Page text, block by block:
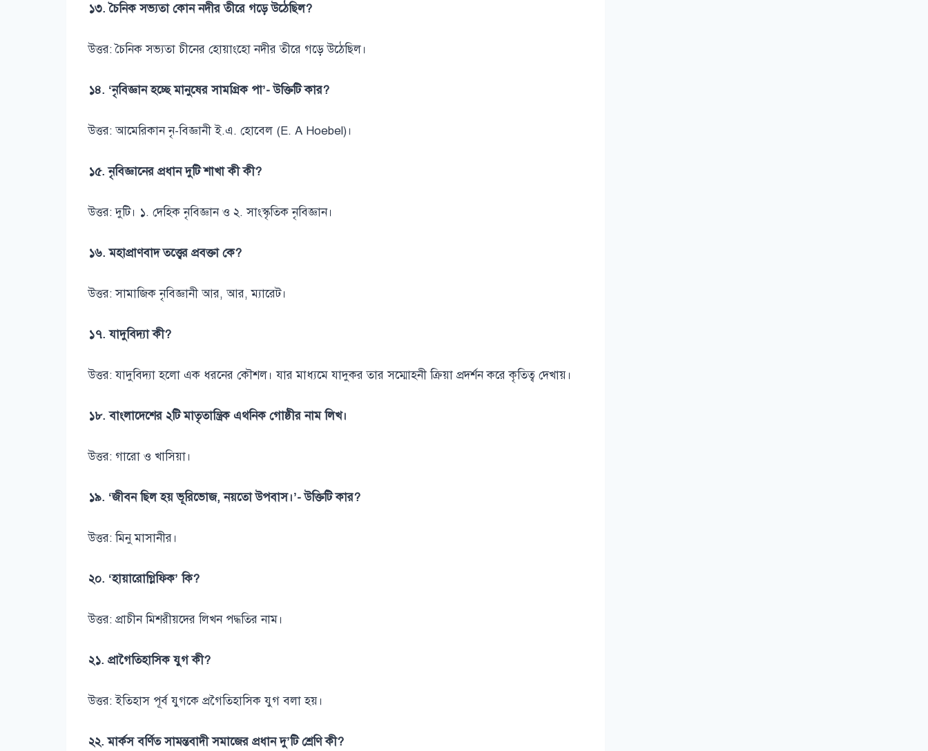
১৩. চৈনিক সভ্যতা কোন নদীর তীরে গড়ে উঠেছিল?
উত্তর: চৈনিক সভ্যতা চীনের হোয়াংহো নদীর তীরে গড়ে উঠেছিল।
১৪. ‘নৃবিজ্ঞান হচ্ছে মানুষের সামগ্রিক পা’- উক্তিটি কার?
উত্তর: আমেরিকান নৃ-বিজ্ঞানী ই.এ. হোবেল (E. A Hoebel)।
১৫. নৃবিজ্ঞানের প্রধান দুটি শাখা কী কী?
উত্তর: দুটি। ১. দেহিক নৃবিজ্ঞান ও ২. সাংস্কৃতিক নৃবিজ্ঞান।
১৬. মহাপ্রাণবাদ তত্ত্বের প্রবক্তা কে?
উত্তর: সামাজিক নৃবিজ্ঞানী আর, আর, ম্যারেট।
১৭. যাদুবিদ্যা কী?
উত্তর: যাদুবিদ্যা হলো এক ধরনের কৌশল। যার মাধ্যমে যাদুকর তার সম্মোহনী ক্রিয়া প্রদর্শন করে কৃতিত্ব দেখায়।
১৮. বাংলাদেশের ২টি মাতৃতান্ত্রিক এথনিক গোষ্ঠীর নাম লিখ।
উত্তর: গারো ও খাসিয়া।
১৯. ‘জীবন ছিল হয় ভূরিভোজ, নয়তো উপবাস।’- উক্তিটি কার?
উত্তর: মিনু মাসানীর।
২০. ‘হায়ারোগ্লিফিক’ কি?
উত্তর: প্রাচীন মিশরীয়দের লিখন পদ্ধতির নাম।
২১. প্রাগৈতিহাসিক যুগ কী?
উত্তর: ইতিহাস পূর্ব যুগকে প্রগৈতিহাসিক যুগ বলা হয়।
২২. মার্কস বর্ণিত সামন্তবাদী সমাজের প্রধান দু’টি শ্রেণি কী?